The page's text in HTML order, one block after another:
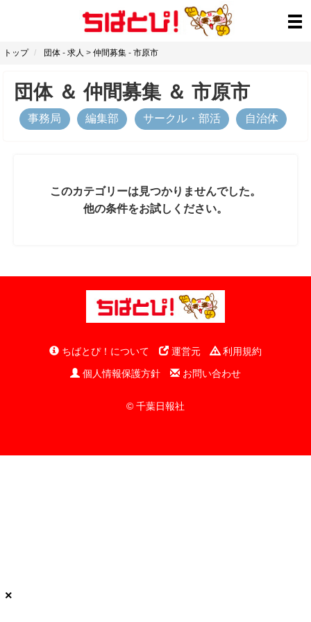
トップ 団体 - 求人 > 仲間募集 - 市原市
団体＆仲間募集 ＆ 市原市
事務局 編集部 サークル・部活 自治体
このカテゴリーは見つかりませんでした。
他の条件をお試しください。
ちばとぴ！について 運営元
利用規約
個人情報保護方針
お問い合わせ
© 千葉日報社
×